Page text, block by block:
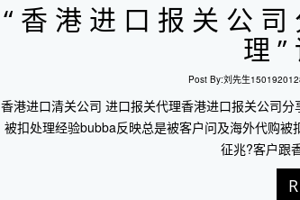
“香港进口报关公
理
Post By:刘先生
香港进口清关公司 进口报关代理香港进口报关公司
被扣处理经验bubba反映总是被客户问及海外代购
征兆?客户跟